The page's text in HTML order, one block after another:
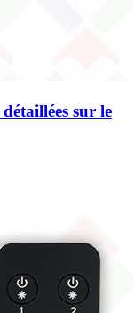
sur le